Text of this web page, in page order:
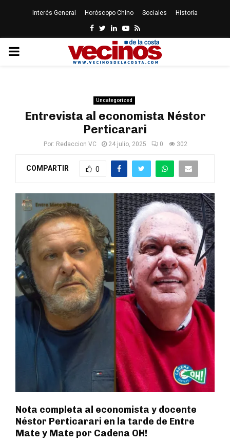
Interés General Horóscopo Chino Sociales Historia
Facebook
Twitter
LinkedinYoutube
Rss
PRIMARY
Uncategorized
Entrevista al economista Néstor
Perticarari
Por: Redaccion VC 24 julio, 2025 0 302
COMPARTIR 0
Nota completa al economista y docente
Néstor Perticarari en la tarde de Entre
Mate y Mate por Cadena OH!